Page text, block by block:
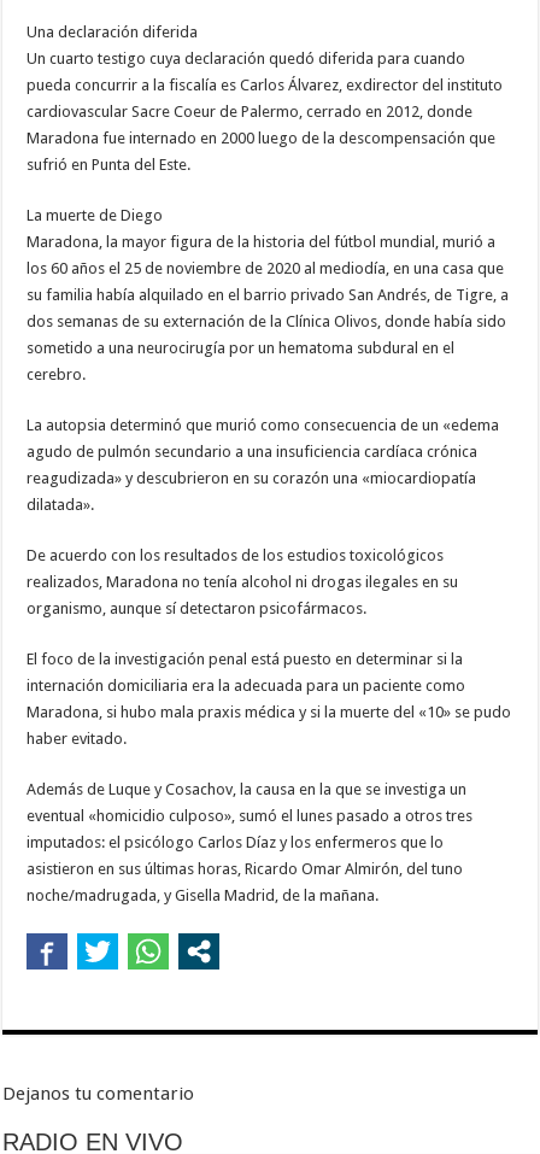
Una declaración diferida
Un cuarto testigo cuya declaración quedó diferida para cuando
pueda concurrir a la fiscalía es Carlos Álvarez, exdirector del instituto
cardiovascular Sacre Coeur de Palermo, cerrado en 2012, donde
Maradona fue internado en 2000 luego de la descompensación que
sufrió en Punta del Este.
La muerte de Diego
Maradona, la mayor figura de la historia del fútbol mundial, murió a
los 60 años el 25 de noviembre de 2020 al mediodía, en una casa que
su familia había alquilado en el barrio privado San Andrés, de Tigre, a
dos semanas de su externación de la Clínica Olivos, donde había sido
sometido a una neurocirugía por un hematoma subdural en el
cerebro.
La autopsia determinó que murió como consecuencia de un «edema
agudo de pulmón secundario a una insuficiencia cardíaca crónica
reagudizada» y descubrieron en su corazón una «miocardiopatía
dilatada».
De acuerdo con los resultados de los estudios toxicológicos
realizados, Maradona no tenía alcohol ni drogas ilegales en su
organismo, aunque sí detectaron psicofármacos.
El foco de la investigación penal está puesto en determinar si la
internación domiciliaria era la adecuada para un paciente como
Maradona, si hubo mala praxis médica y si la muerte del «10» se pudo
haber evitado.
Además de Luque y Cosachov, la causa en la que se investiga un
eventual «homicidio culposo», sumó el lunes pasado a otros tres
imputados: el psicólogo Carlos Díaz y los enfermeros que lo
asistieron en sus últimas horas, Ricardo Omar Almirón, del tuno
noche/madrugada, y Gisella Madrid, de la mañana.
Dejanos tu comentario
RADIO EN VIVO